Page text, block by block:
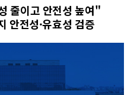
줄이고 안전성 높여"
안전성·유효성 검증